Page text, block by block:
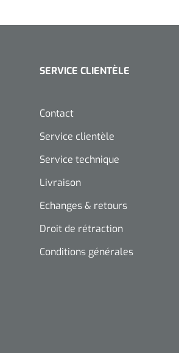
SERVICE CLIENTÈLE
Contact
Service clientèle
Service technique
Livraison
Echanges & retours
Droit de rétraction
Conditions générales